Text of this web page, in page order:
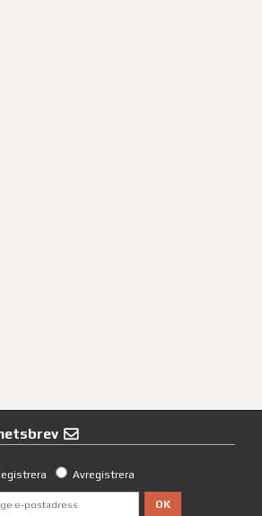
Avregistrera
OK